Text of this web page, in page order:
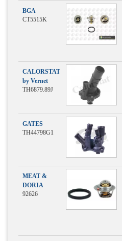
BGA
CT5515K
CALORSTAT
by Vernet
TH6879.89J
GATES
TH44798G1
MEAT &
DORIA
92626